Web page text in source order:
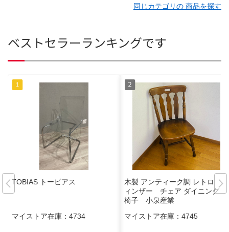
同じカテゴリの 商品を探す
ベストセラーランキングです
TOBIAS トービアス
マイストア在庫： 4734
木製 アンティーク調 レトロ ウ
ィンザー チェア ダイニング
椅子 小泉産業
マイストア在庫： 4745